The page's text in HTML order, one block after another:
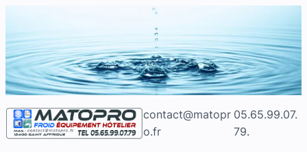
contenu
contact@matopr
o.fr
05.65.99.07.
79.